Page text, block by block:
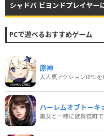
シャドバ ビヨンドプレイヤー
PCで遊べるおすすめゲーム
原神
大人気アクションRPGを
ハーレムオブトーキ
美女と一緒に歌舞伎町で